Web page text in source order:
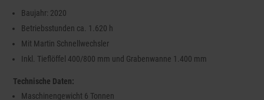
Baujahr: 2020
Betriebsstunden ca. 1.620 h
Mit Martin Schnellwechsler
Inkl. Tieflöffel 400/800 mm und Grabenwanne 1.400 mm
Technische Daten:
Maschinengewicht 6 Tonnen